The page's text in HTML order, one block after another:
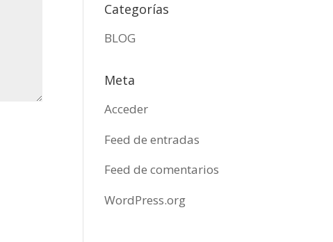
Categorías
BLOG
Meta
Acceder
Feed de entradas
Feed de comentarios
WordPress.org